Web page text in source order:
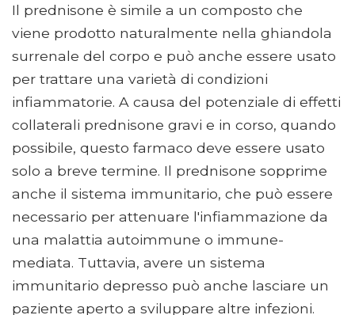
Il prednisone è simile a un composto che
viene prodotto naturalmente nella ghiandola
surrenale del corpo e può anche essere usato
per trattare una varietà di condizioni
infiammatorie. A causa del potenziale di effetti
collaterali prednisone gravi e in corso, quando
possibile, questo farmaco deve essere usato
solo a breve termine. Il prednisone sopprime
anche il sistema immunitario, che può essere
necessario per attenuare l'infiammazione da
una malattia autoimmune o immune-
mediata. Tuttavia, avere un sistema
immunitario depresso può anche lasciare un
paziente aperto a sviluppare altre infezioni.